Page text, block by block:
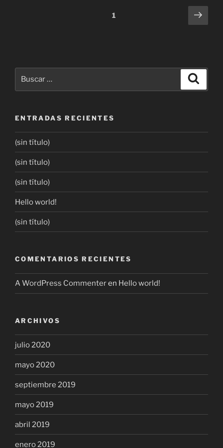
1
ENTRADAS RECIENTES
(sin título)
(sin título)
(sin título)
Hello world!
(sin título)
COMENTARIOS RECIENTES
A WordPress Commenteren Hello world!
ARCHIVOS
julio 2020
mayo 2020
septiembre 2019
mayo 2019
abril 2019
enero 2019